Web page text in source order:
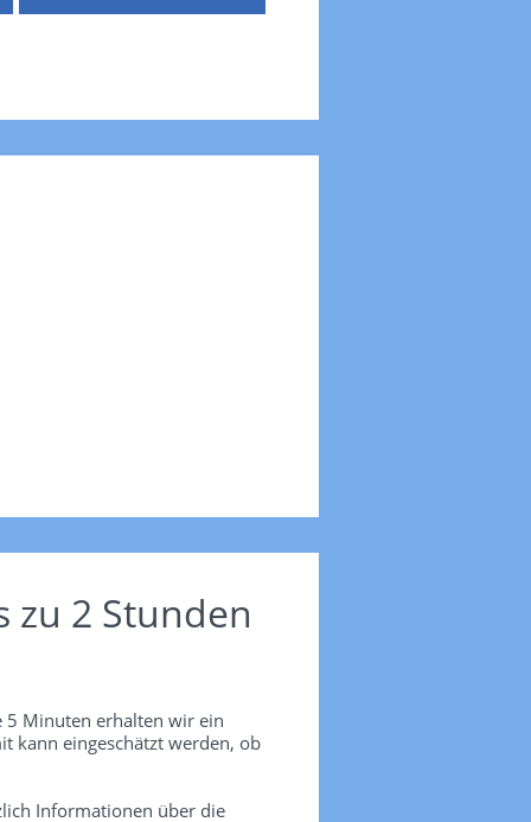
zu 2 Stunden
5 Minuten erhalten wir ein
kann eingeschätzt werden, ob
Informationen über die